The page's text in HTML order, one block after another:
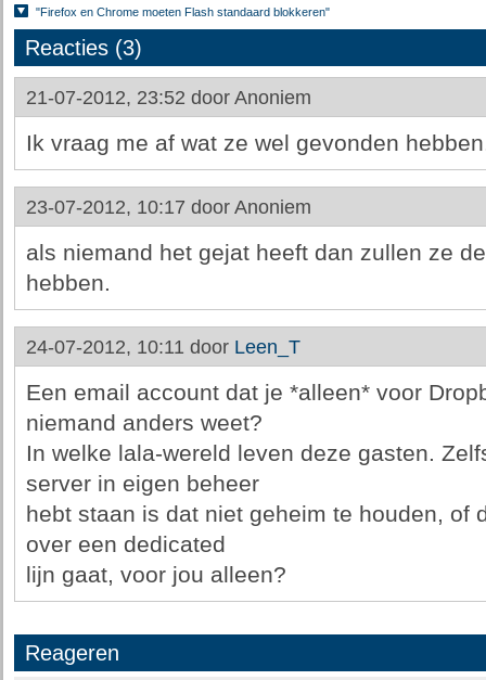
"Firefox en Chrome moeten Flash standaard blokkeren"
Reacties (3)
21-07-2012, 23:52 door Anoniem
Ik vraag me af wat ze wel gevonden
23-07-2012, 10:17 door Anoniem
als niemand het gejat heeft dan zullen ze
hebben.
24-07-2012, 10:11 door Leen_T
Een email account dat je *alleen* voor
niemand anders weet?
In welke lala-wereld leven deze gasten.
server in eigen beheer
hebt staan is dat niet geheim te houden, of
over een dedicated
lijn gaat, voor jou alleen?
Reageren